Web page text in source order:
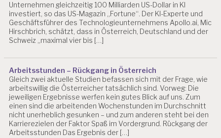
H
IS
C
H
E
B
E
L
A
S
T
U
N
G
Unternehmen gleichzeitig 100 Milliarden US-Dollar in KI
investiert, so das US-Magazin „Fortune“. Der KI-Experte und
Geschäftsführer des Technologieunternehmens Apollo.ai, Mic
Hirschbrich, schätzt, dass in Österreich, Deutschland und der
Schweiz „maximal vier bis […]
Arbeitsstunden – Rückgang in Österreich
Gleich zwei aktuelle Studien befassen sich mit der Frage, wie
arbeitswillig die Österreicher tatsächlich sind. Vorweg: Die
jeweiligen Ergebnisse werfen kein gutes Blick auf uns. Zum
einen sind die arbeitenden Wochenstunden im Durchschnitt
nicht unerheblich gesunken – und zum anderen steht bei den
Karrierezielen der Faktor Spaß im Vordergrund. Rückgang der
Arbeitsstunden Das Ergebnis der […]